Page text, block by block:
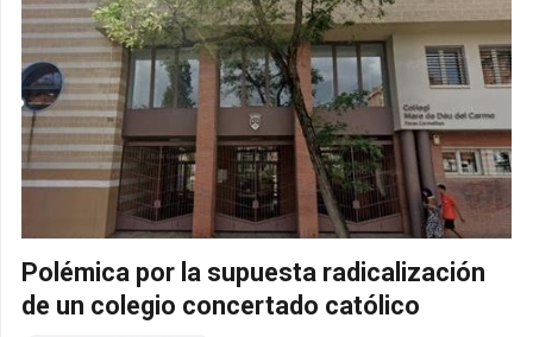
Polémica por la supuesta radicalización
de un colegio concertado católico